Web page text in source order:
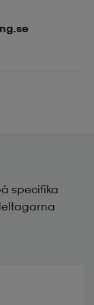
specifika